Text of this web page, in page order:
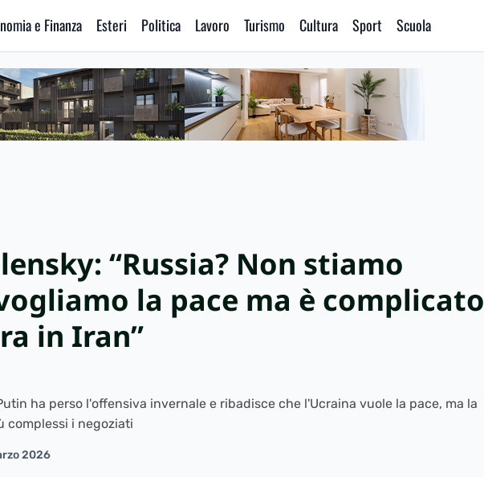
e Finanza Esteri Politica Lavoro Turismo Cultura Sport Scuola
“Russia? Non stiamo
la pace ma è complicato
in Iran”
ha perso l'offensiva invernale e ribadisce che l'Ucraina vuole la pace, ma la
complessi i negoziati
2026